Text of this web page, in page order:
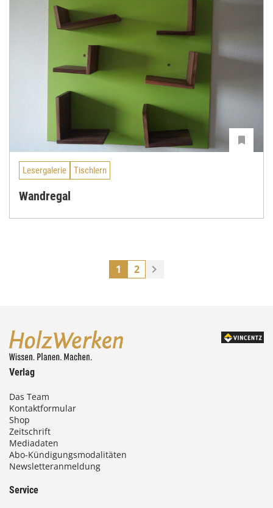
Lesergalerie Tischlern
Wandregal
1 2
Verlag
Das Team
Kontaktformular
Shop
Zeitschrift
Mediadaten
Abo-Kündigungsmodalitäten
Newsletteranmeldung
Service